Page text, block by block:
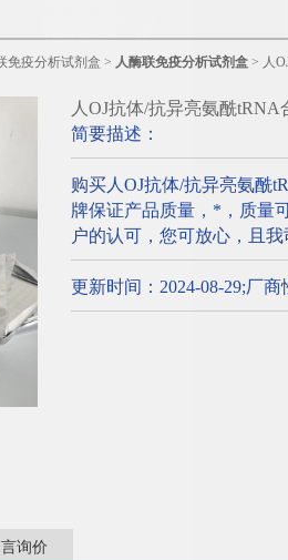
免疫分析试剂盒 > 人酶联免疫分析试剂盒 > 人
人OJ抗体/抗异亮氨酰
简要描述：
购买人OJ抗体/抗异亮氨酰
牌保证产品质量，*，质量
户的认可，您可放心，且
更新时间：2024-08-29;厂
询价